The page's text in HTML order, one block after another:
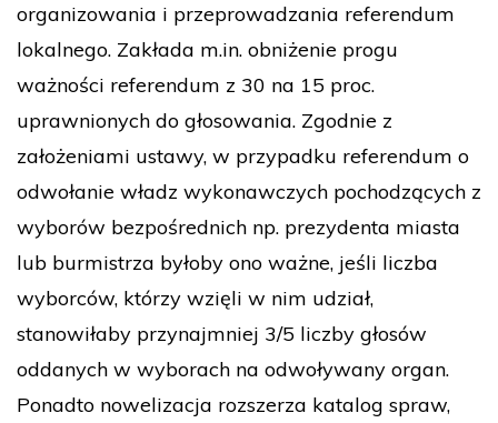
organizowania i przeprowadzania referendum
lokalnego. Zakłada m.in. obniżenie progu
ważności referendum z 30 na 15 proc.
uprawnionych do głosowania. Zgodnie z
założeniami ustawy, w przypadku referendum o
odwołanie władz wykonawczych pochodzących z
wyborów bezpośrednich np. prezydenta miasta
lub burmistrza byłoby ono ważne, jeśli liczba
wyborców, którzy wzięli w nim udział,
stanowiłaby przynajmniej 3/5 liczby głosów
oddanych w wyborach na odwoływany organ.
Ponadto nowelizacja rozszerza katalog spraw,